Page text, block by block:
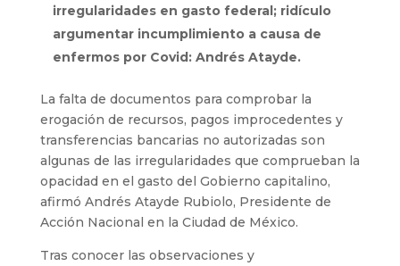
irregularidades en gasto federal; ridículo
argumentar incumplimiento a causa de
enfermos por Covid: Andrés Atayde.
La falta de documentos para comprobar la
erogación de recursos, pagos improcedentes y
transferencias bancarias no autorizadas son
algunas de las irregularidades que comprueban la
opacidad en el gasto del Gobierno capitalino,
afirmó Andrés Atayde Rubiolo, Presidente de
Acción Nacional en la Ciudad de México.
Tras conocer las observaciones y